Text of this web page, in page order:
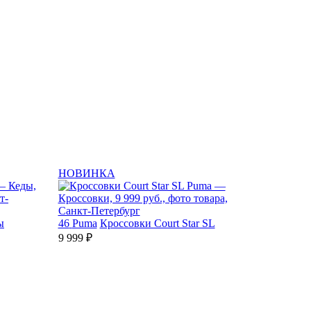
НОВИНКА
46 Puma Кроссовки Court Star SL
9 999 ₽